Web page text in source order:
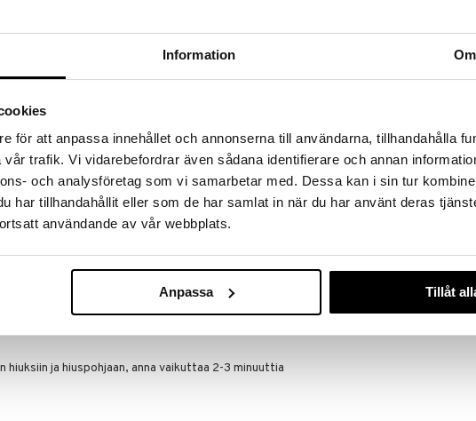
Information Om
för att anpassa innehållet och annonserna till användarna, tillhandahålla
trafik. Vi vidarebefordrar även sådana identifierare och annan
och analysföretag som vi samarbetar med. Dessa kan i sin tur
har tillhandahållit eller som de har samlat in när du har använt deras
användande av vår webbplats.
Anpassa Tillåt
samalla kun se antaa hiuksille kauniin kiillon
tekee hiuksista helposti käsiteltävät ja
ja hiuspohjaan, anna vaikuttaa 2-3 minuuttia
13,96 €